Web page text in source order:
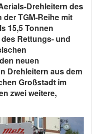
Drehleitern des
TGM-Reihe mit
15,5 Tonnen
Rettungs- und
neuen
Drehleitern aus dem
Großstadt im
zwei weitere,